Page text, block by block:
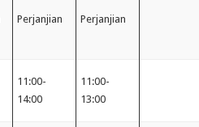
Perjanjian Perjanjian
11:00-
14:00
11:00-
13:00